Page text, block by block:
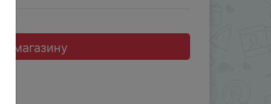
магазину